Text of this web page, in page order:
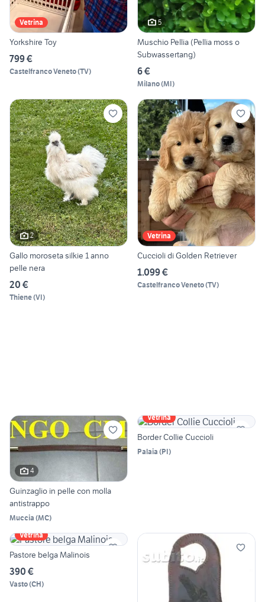
Vetrina
Yorkshire Toy
799 €
Castelfranco Veneto(TV)
5
Muschio Pellia (Pellia moss o
Subwassertang)
6 €
Milano(MI)
2
Gallo moroseta silkie 1 anno
pelle nera
20 €
Thiene(VI)
Vetrina
Cuccioli di Golden Retriever
1.099 €
Castelfranco Veneto(TV)
4
Guinzaglio in pelle con molla
antistrappo
Muccia (MC)
Vetrina
Border Collie Cuccioli
Palaia (PI)
Vetrina
Pastore belga Malinois
390 €
Vasto(CH)